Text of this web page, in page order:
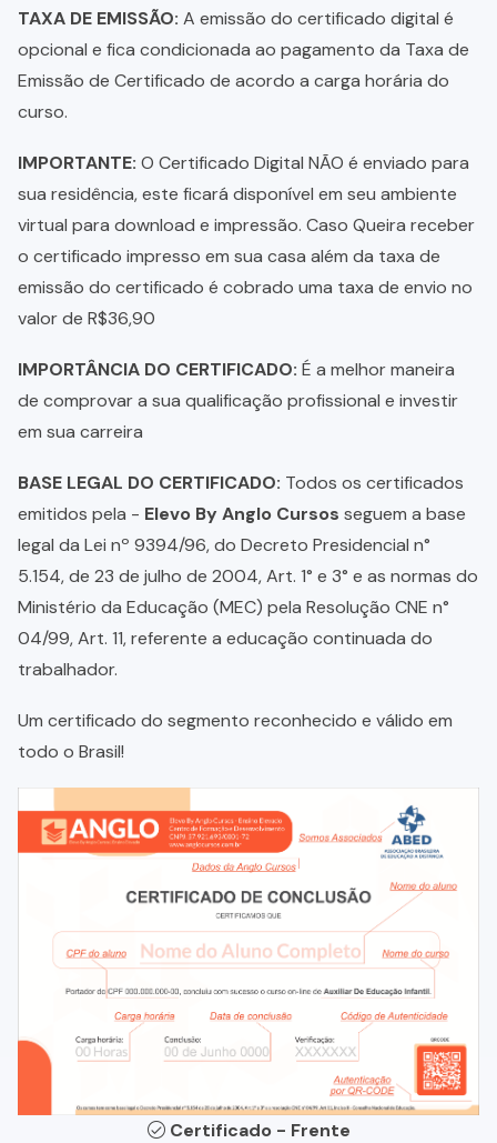
TAXA DE EMISSÃO: A emissão do certificado digital é
opcional e fica condicionada ao pagamento da Taxa de
Emissão de Certificado de acordo a carga horária do
curso.
IMPORTANTE: O Certificado Digital NÃO é enviado para
sua residência, este ficará disponível em seu ambiente
virtual para download e impressão. Caso Queira receber
o certificado impresso em sua casa além da taxa de
emissão do certificado é cobrado uma taxa de envio no
valor de R$36,90
IMPORTÂNCIA DO CERTIFICADO: É a melhor maneira
de comprovar a sua qualificação profissional e investir
em sua carreira
BASE LEGAL DO CERTIFICADO: Todos os certificados
emitidos pela - Elevo By Anglo Cursos seguem a base
legal da Lei nº 9394/96, do Decreto Presidencial n°
5.154, de 23 de julho de 2004, Art. 1° e 3° e as normas do
Ministério da Educação (MEC) pela Resolução CNE n°
04/99, Art. 11, referente a educação continuada do
trabalhador.
Um certificado do segmento reconhecido e válido em
todo o Brasil!
Certificado - Frente